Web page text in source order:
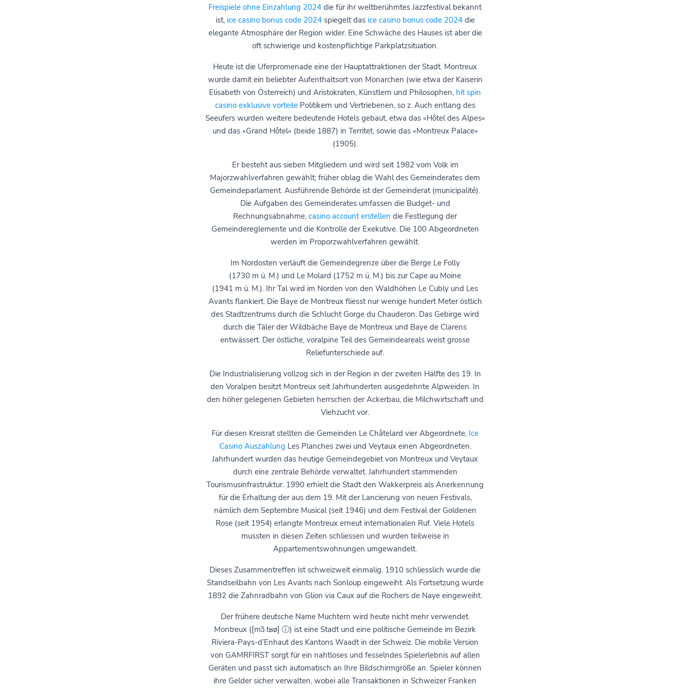
Freispiele ohne Einzahlung 2024 die für ihr weltberühmtes Jazzfestival bekannt
ist, ice casino bonus code 2024spiegelt das ice casino bonus code 2024die
elegante Atmosphäre der Region wider. Eine Schwäche des Hauses ist aber die
oft schwierige und kostenpflichtige Parkplatzsituation.
Heute ist die Uferpromenade eine der Hauptattraktionen der Stadt. Montreux
wurde damit ein beliebter Aufenthaltsort von Monarchen (wie etwa der Kaiserin
Elisabeth von Österreich) und Aristokraten, Künstlern und Philosophen, hit spin
casino exklusive vorteilePolitikern und Vertriebenen, so z. Auch entlang des
Seeufers wurden weitere bedeutende Hotels gebaut, etwa das «Hôtel des Alpes»
und das «Grand Hôtel» (beide 1887) in Territet, sowie das «Montreux Palace»
(1905).
Er besteht aus sieben Mitgliedern und wird seit 1982 vom Volk im
Majorzwahlverfahren gewählt; früher oblag die Wahl des Gemeinderates dem
Gemeindeparlament. Ausführende Behörde ist der Gemeinderat (municipalité).
Die Aufgaben des Gemeinderates umfassen die Budget- und
Rechnungsabnahme, casino account erstellen die Festlegung der
Gemeindereglemente und die Kontrolle der Exekutive. Die 100 Abgeordneten
werden im Proporzwahlverfahren gewählt.
Im Nordosten verläuft die Gemeindegrenze über die Berge Le Folly
(1730 m ü. M.) und Le Molard (1752 m ü. M.) bis zur Cape au Moine
(1941 m ü. M.). Ihr Tal wird im Norden von den Waldhöhen Le Cubly und Les
Avants flankiert. Die Baye de Montreux fliesst nur wenige hundert Meter östlich
des Stadtzentrums durch die Schlucht Gorge du Chauderon. Das Gebirge wird
durch die Täler der Wildbäche Baye de Montreux und Baye de Clarens
entwässert. Der östliche, voralpine Teil des Gemeindeareals weist grosse
Reliefunterschiede auf.
Die Industrialisierung vollzog sich in der Region in der zweiten Hälfte des 19. In
den Voralpen besitzt Montreux seit Jahrhunderten ausgedehnte Alpweiden. In
den höher gelegenen Gebieten herrschen der Ackerbau, die Milchwirtschaft und
Viehzucht vor.
Für diesen Kreisrat stellten die Gemeinden Le Châtelard vier Abgeordnete, Ice
Casino Auszahlung Les Planches zwei und Veytaux einen Abgeordneten.
Jahrhundert wurden das heutige Gemeindegebiet von Montreux und Veytaux
durch eine zentrale Behörde verwaltet. Jahrhundert stammenden
Tourismusinfrastruktur. 1990 erhielt die Stadt den Wakkerpreis als Anerkennung
für die Erhaltung der aus dem 19. Mit der Lancierung von neuen Festivals,
nämlich dem Septembre Musical (seit 1946) und dem Festival der Goldenen
Rose (seit 1954) erlangte Montreux erneut internationalen Ruf. Viele Hotels
mussten in diesen Zeiten schliessen und wurden teilweise in
Appartementswohnungen umgewandelt.
Dieses Zusammentreffen ist schweizweit einmalig. 1910 schliesslich wurde die
Standseilbahn von Les Avants nach Sonloup eingeweiht. Als Fortsetzung wurde
1892 die Zahnradbahn von Glion via Caux auf die Rochers de Naye eingeweiht.
Der frühere deutsche Name Muchtern wird heute nicht mehr verwendet.
Montreux ([mɔ̃.tʁø] ⓘ) ist eine Stadt und eine politische Gemeinde im Bezirk
Riviera-Pays-d’Enhaut des Kantons Waadt in der Schweiz. Die mobile Version
von GAMRFIRST sorgt für ein nahtloses und fesselndes Spielerlebnis auf allen
Geräten und passt sich automatisch an Ihre Bildschirmgröße an. Spieler können
ihre Gelder sicher verwalten, wobei alle Transaktionen in Schweizer Franken